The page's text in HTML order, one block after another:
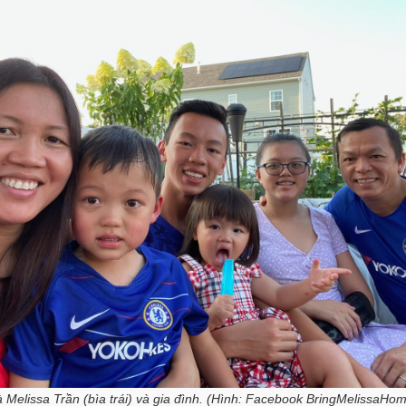
Melissa Trần (bìa trái) và gia đình. (Hình: Facebook